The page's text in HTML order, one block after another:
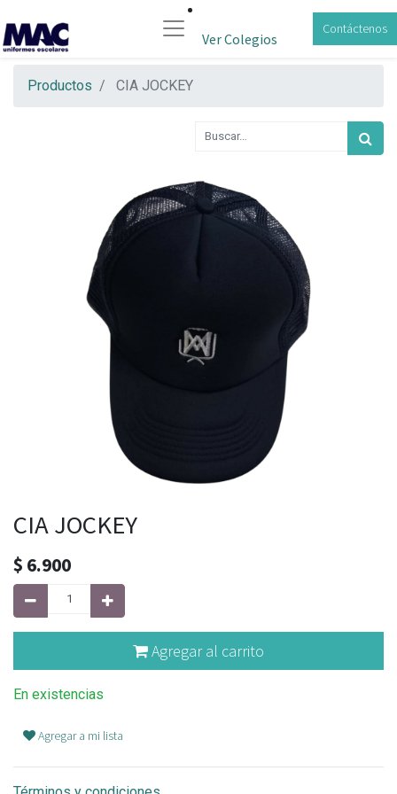
Ver Colegios
Contáctenos
Productos CIA JOCKEY
CIA JOCKEY
$ 6.900
Agregar al carrito
En existencias
Agregar a mi lista